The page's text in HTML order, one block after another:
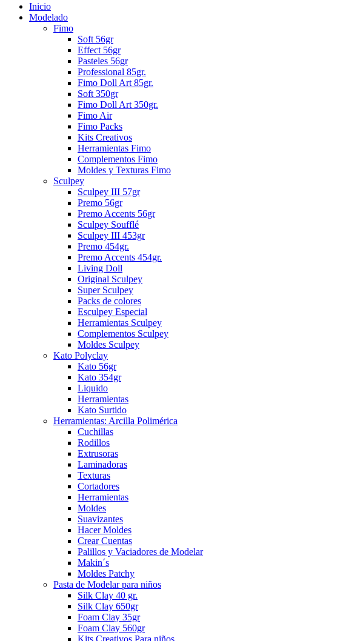
Inicio
Modelado
Fimo
Soft 56gr
Effect 56gr
Pasteles 56gr
Professional 85gr.
Fimo Doll Art 85gr.
Soft 350gr
Fimo Doll Art 350gr.
Fimo Air
Fimo Packs
Kits Creativos
Herramientas Fimo
Complementos Fimo
Moldes y Texturas Fimo
Sculpey
Sculpey III 57gr
Premo 56gr
Premo Accents 56gr
Sculpey Soufflé
Sculpey III 453gr
Premo 454gr.
Premo Accents 454gr.
Living Doll
Original Sculpey
Super Sculpey
Packs de colores
Esculpey Especial
Herramientas Sculpey
Complementos Sculpey
Moldes Sculpey
Kato Polyclay
Kato 56gr
Kato 354gr
Liquido
Herramientas
Kato Surtido
Herramientas: Arcilla Polimérica
Cuchillas
Rodillos
Extrusoras
Laminadoras
Texturas
Cortadores
Herramientas
Moldes
Suavizantes
Hacer Moldes
Crear Cuentas
Palillos y Vaciadores de Modelar
Makin´s
Moldes Patchy
Pasta de Modelar para niños
Silk Clay 40 gr.
Silk Clay 650gr
Foam Clay 35gr
Foam Clay 560gr
Kits Creativos Para niños